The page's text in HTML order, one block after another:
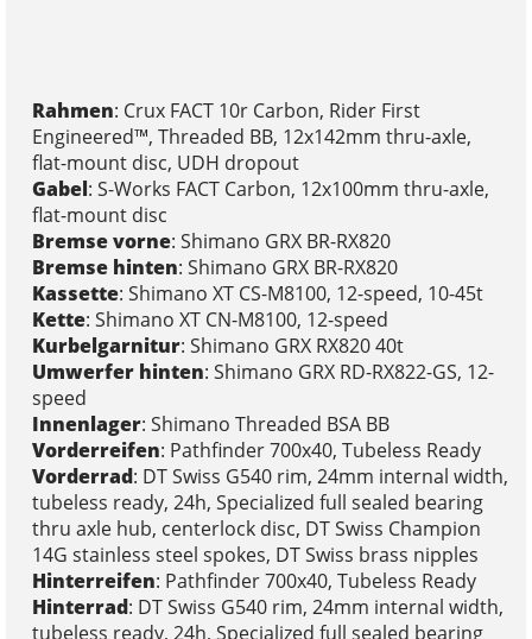
Rahmen: Crux FACT 10r Carbon, Rider First
Engineered™, Threaded BB, 12x142mm thru-axle,
flat-mount disc, UDH dropout
Gabel: S-Works FACT Carbon, 12x100mm thru-axle,
flat-mount disc
Bremse vorne: Shimano GRX BR-RX820
Bremse hinten: Shimano GRX BR-RX820
Kassette: Shimano XT CS-M8100, 12-speed, 10-45t
Kette: Shimano XT CN-M8100, 12-speed
Kurbelgarnitur: Shimano GRX RX820 40t
Umwerfer hinten: Shimano GRX RD-RX822-GS, 12-
speed
Innenlager: Shimano Threaded BSA BB
Vorderreifen: Pathfinder 700x40, Tubeless Ready
Vorderrad: DT Swiss G540 rim, 24mm internal width,
tubeless ready, 24h, Specialized full sealed bearing
thru axle hub, centerlock disc, DT Swiss Champion
14G stainless steel spokes, DT Swiss brass nipples
Hinterreifen: Pathfinder 700x40, Tubeless Ready
Hinterrad: DT Swiss G540 rim, 24mm internal width,
tubeless ready, 24h, Specialized full sealed bearing